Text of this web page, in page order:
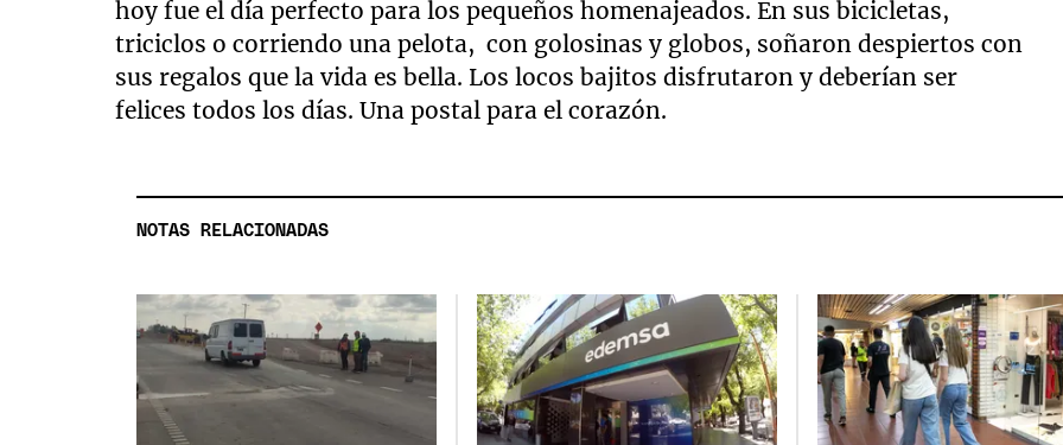
hoy fue el día perfecto para los pequeños homenajeados. En sus bicicletas,
triciclos o corriendo una pelota, con golosinas y globos, soñaron despiertos con
sus regalos que la vida es bella. Los locos bajitos disfrutaron y deberían ser
felices todos los días. Una postal para el corazón.
NOTAS RELACIONADAS